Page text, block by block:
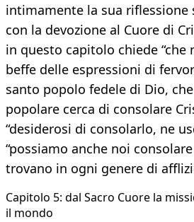
intimamente la sua riflessione
con la devozione al Cuore di
in questo capitolo chiede “che
beffe delle espressioni di
santo popolo fedele di Dio,
popolare cerca di consolare
“desiderosi di consolarlo, ne
“possiamo anche noi
trovano in ogni genere di
​Capitolo 5: dal Sacro Cuore la
il mondo